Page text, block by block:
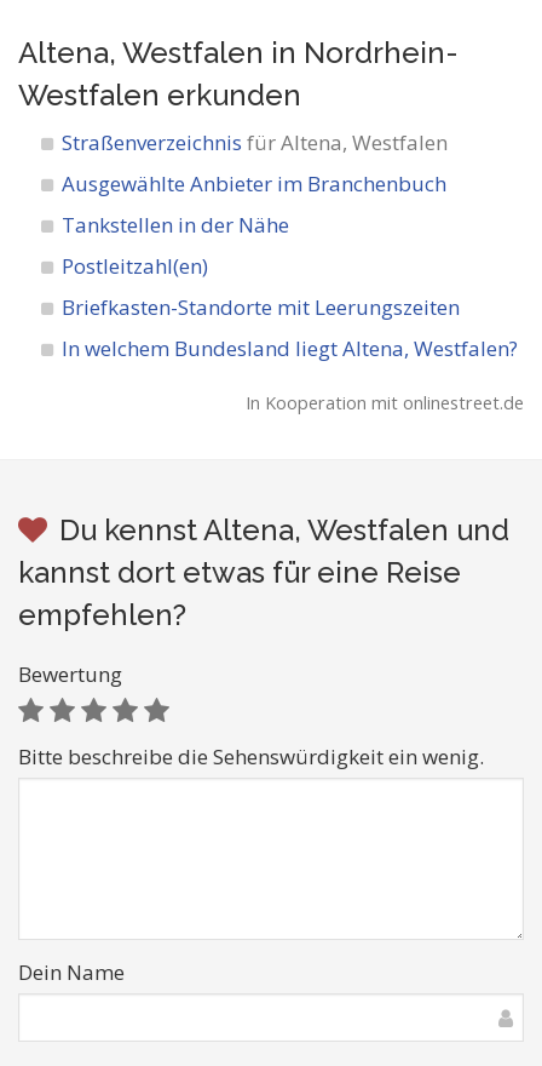
Altena, Westfalen in Nordrhein-
Westfalen erkunden
Straßenverzeichnis für Altena, Westfalen
Ausgewählte Anbieter im Branchenbuch
Tankstellen in der Nähe
Postleitzahl(en)
Briefkasten-Standorte mit Leerungszeiten
In welchem Bundesland liegt Altena, Westfalen?
In Kooperation mit onlinestreet.de
Du kennst Altena, Westfalen und
kannst dort etwas für eine Reise
empfehlen?
Bewertung
Bitte beschreibe die Sehenswürdigkeit ein wenig.
Dein Name